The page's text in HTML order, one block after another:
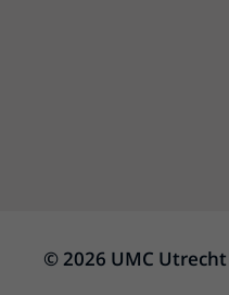
© 2026 UMC Utrecht